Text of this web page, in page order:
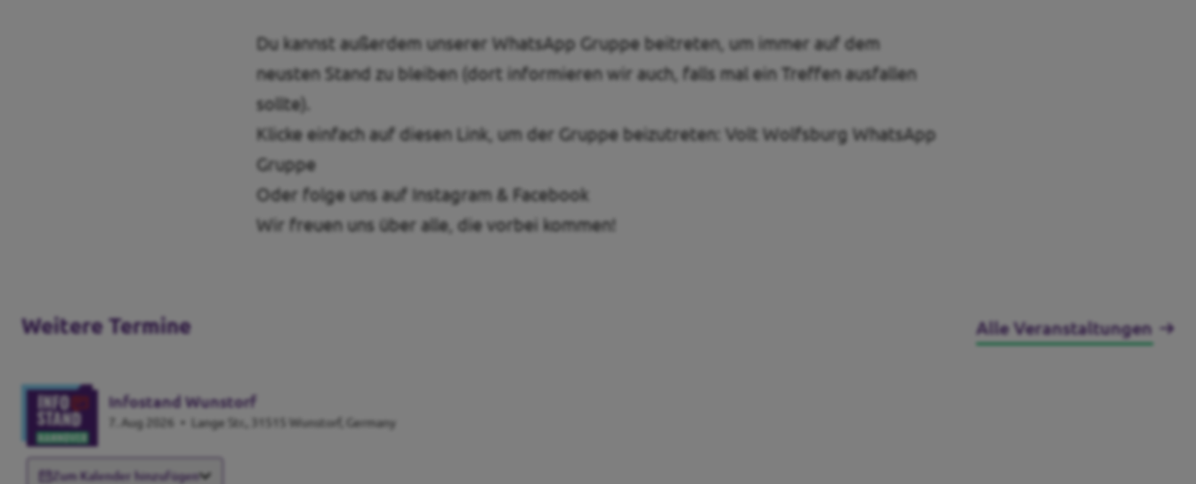
Du kannst außerdem unserer WhatsApp Gruppe beitreten, um immer auf dem
neusten Stand zu bleiben (dort informieren wir auch, falls mal ein Treffen ausfallen
sollte).
Klicke einfach auf diesen Link, um der Gruppe beizutreten: Volt Wolfsburg WhatsApp
Gruppe
Oder folge uns auf Instagram & Facebook
Wir freuen uns über alle, die vorbei kommen!
Weitere Termine Alle Veranstaltungen
Infostand Wunstorf
7. Aug 2026 • Lange Str., 31515 Wunstorf, Germany
Zum Kalender hinzufügen